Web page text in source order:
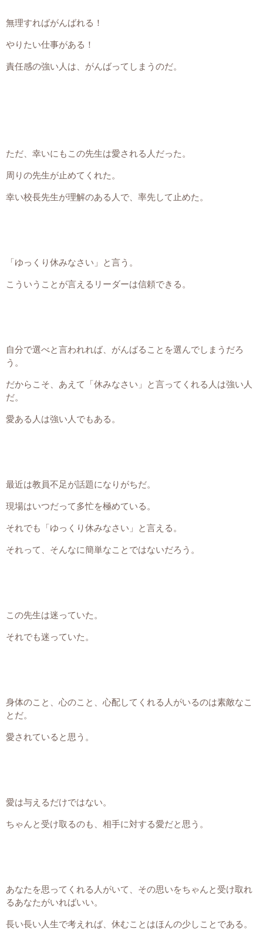
無理すればがんばれる！
やりたい仕事がある！
責任感の強い人は、がんばってしまうのだ。
ただ、幸いにもこの先生は愛される人だった。
周りの先生が止めてくれた。
幸い校長先生が理解のある人で、率先して止めた。
「ゆっくり休みなさい」と言う。
こういうことが言えるリーダーは信頼できる。
自分で選べと言われれば、がんばることを選んでしまうだろ
う。
だからこそ、あえて「休みなさい」と言ってくれる人は強い人
だ。
愛ある人は強い人でもある。
最近は教員不足が話題になりがちだ。
現場はいつだって多忙を極めている。
それでも「ゆっくり休みなさい」と言える。
それって、そんなに簡単なことではないだろう。
この先生は迷っていた。
それでも迷っていた。
身体のこと、心のこと、心配してくれる人がいるのは素敵なこ
とだ。
愛されていると思う。
愛は与えるだけではない。
ちゃんと受け取るのも、相手に対する愛だと思う。
あなたを思ってくれる人がいて、その思いをちゃんと受け取れ
るあなたがいればいい。
長い長い人生で考えれば、休むことはほんの少しことである。